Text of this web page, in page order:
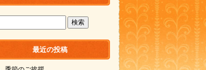
最近の投稿